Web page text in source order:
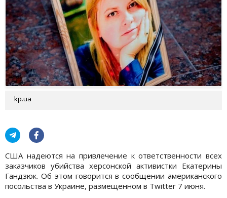
kp.ua
США надеются на привлечение к ответственности всех
заказчиков убийства херсонской активистки Екатерины
Гандзюк. Об этом говорится в сообщении американского
посольства в Украине, размещенном в Twitter 7 июня.